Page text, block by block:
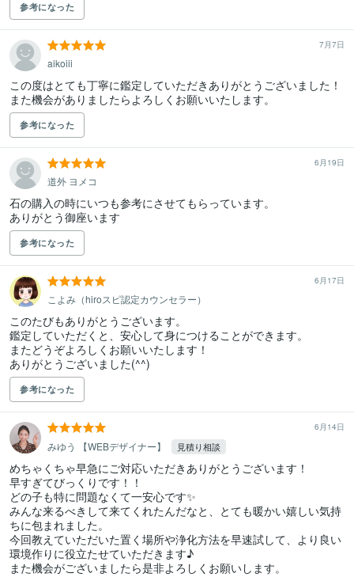
参考になった
7月7日
aikoiii
この度はとても丁寧に鑑定していただきありがとうございました！
また機会がありましたらよろしくお願いいたします。
参考になった
6月19日
道外 ヨメコ
石の購入の時にいつも参考にさせてもらっています。
ありがとう御座います
参考になった
6月17日
こよみ（hiroスピ認定カウンセラー）
このたびもありがとうございます。
鑑定していただくと、安心して身につけることができます。
またどうぞよろしくお願いいたします！
ありがとうございました(^^)
参考になった
6月14日
みゆう 【WEBデザイナー】 見積り相談
めちゃくちゃ早急にご対応いただきありがとうございます！
早すぎてびっくりです！！
どの子も特に問題なくて一安心です✨
みんな来るべきして来てくれたんだなと、とても暖かい嬉しい気持
ちに包まれました。
今回教えていただいた置く場所や浄化方法を早速試して、より良い
環境作りに役立たせていただきます♪
また機会がございましたら是非よろしくお願いします。